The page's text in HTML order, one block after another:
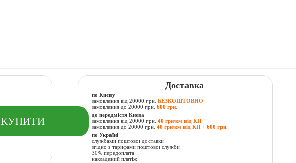
Доставка
по Києву
замовлення від 20000 грн. БЕЗКОШТОВНО
замовлення до 20000 грн. 600 грн.
до передмістя Києва
замовлення від 20000 грн. 40 грн/км від КП
замовлення до 20000 грн. 40 грн/км від КП + 600 грн.
по Україні
службами поштової доставки
згідно з тарифами поштової служби
30% передоплата
накладений платіж